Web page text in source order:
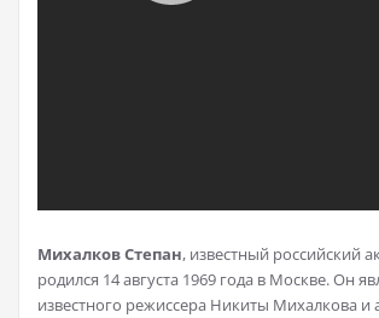
Михалков Степан, известный российский
родился 14 августа 1969 года в Москве. Он
известного режиссера Никиты Михалкова и